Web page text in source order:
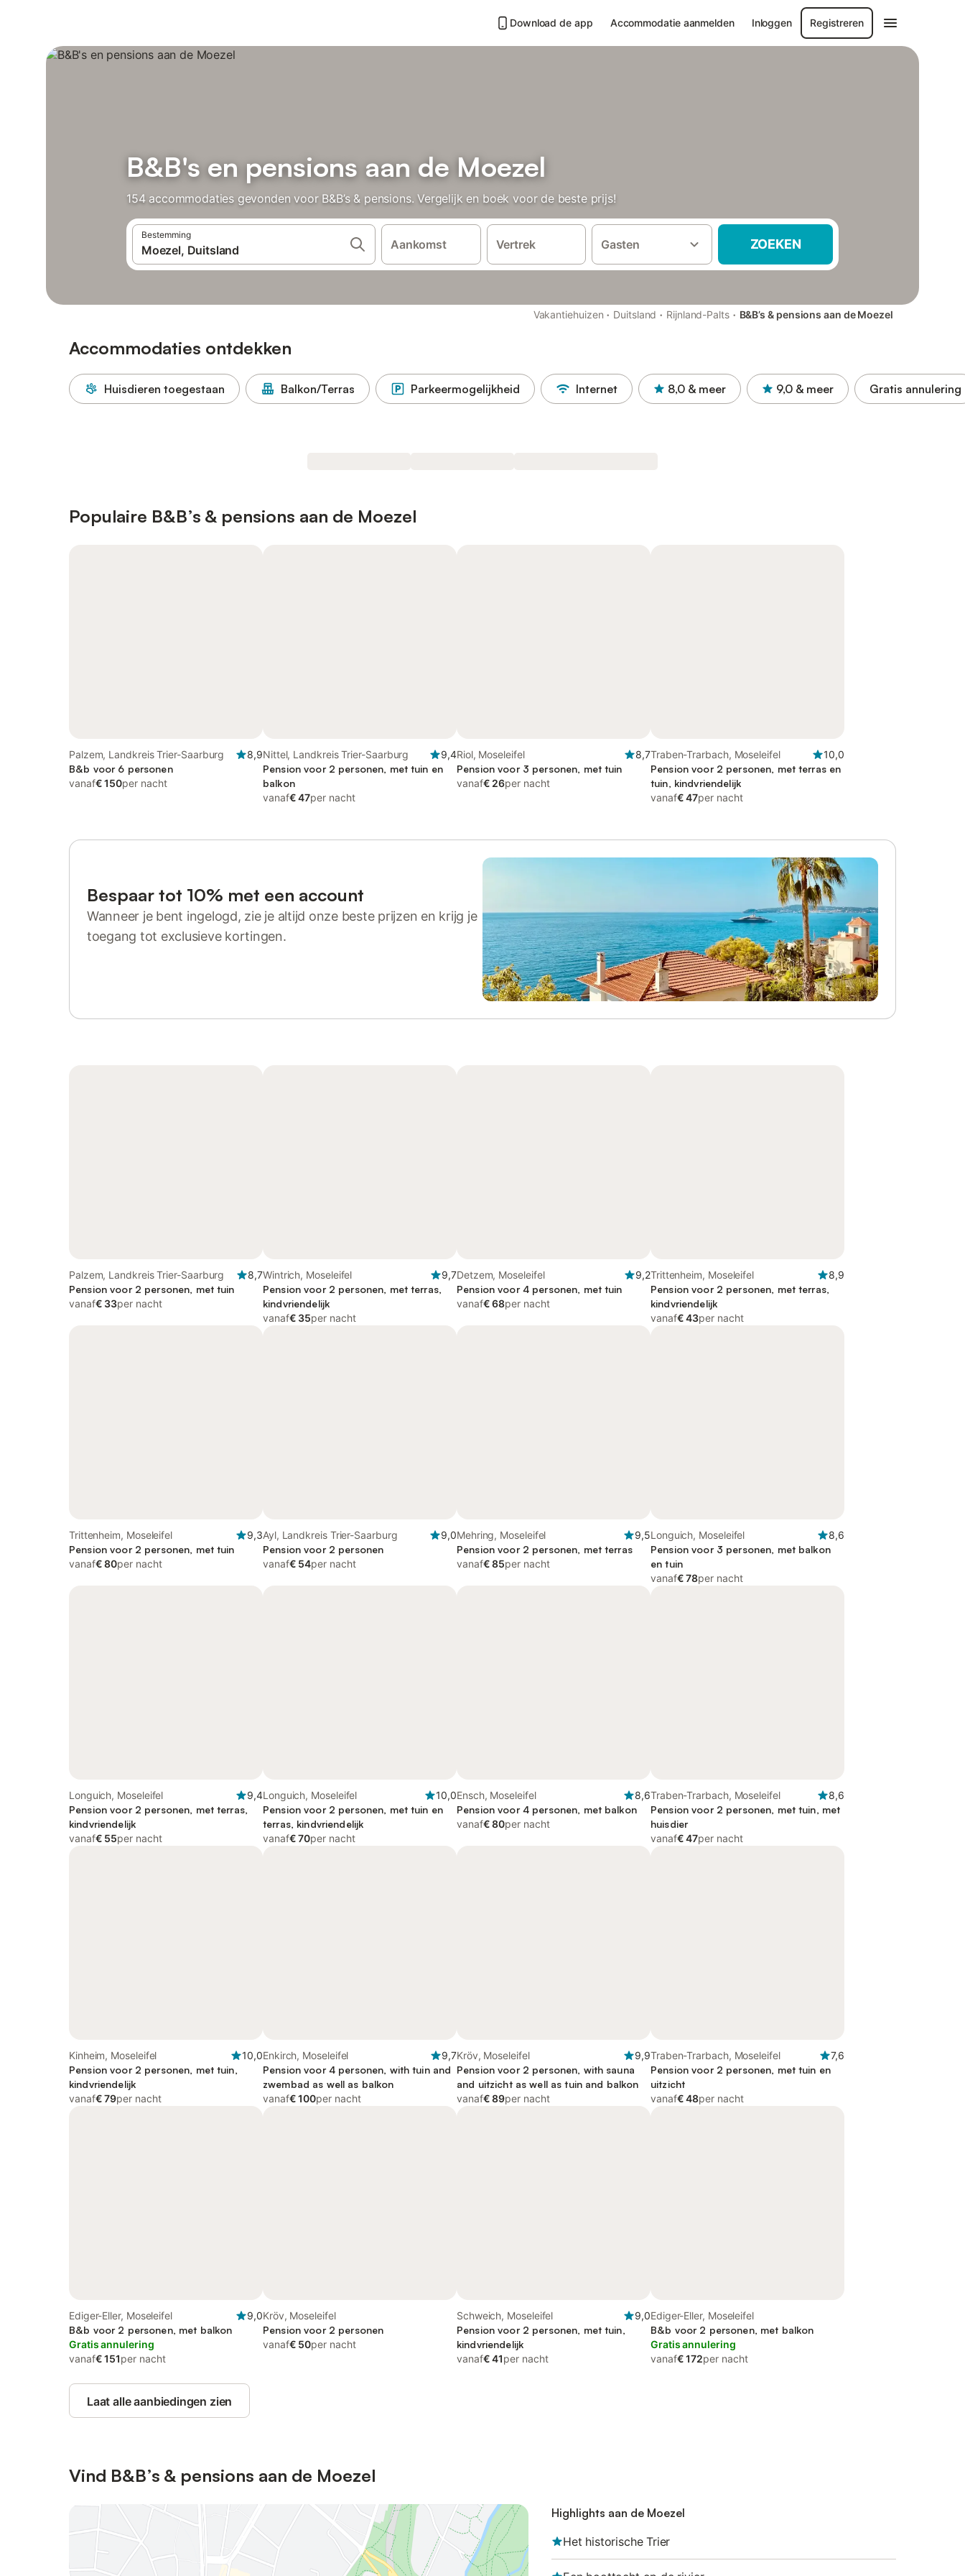
Download de app Accommodatie aanmelden Inloggen Registreren
B&B's en pensions aan de Moezel
154 accommodaties gevonden voor B&B’s & pensions. Vergelijk en boek voor de beste prijs!
Bestemming
Aankomst Vertrek Gasten ZOEKEN
Vakantiehuizen · Duitsland · Rijnland-Palts · B&B’s & pensions aan de Moezel
Accommodaties ontdekken
Huisdieren toegestaan Balkon/Terras Parkeermogelijkheid Internet 8,0 & meer 9,0 & meer Gratis annulering
Populaire B&B’s & pensions aan de Moezel
Palzem, Landkreis Trier-Saarburg
8,9
B&b voor 6 personen
vanaf€ 150per nacht
Nittel, Landkreis Trier-Saarburg
9,4
Pension voor 2 personen, met tuin en
balkon
vanaf€ 47per nacht
Riol, Moseleifel
8,7
Pension voor 3 personen, met tuin
vanaf€ 26per nacht
Traben-Trarbach, Moseleifel
10,0
Pension voor 2 personen, met terras en
tuin, kindvriendelijk
vanaf€ 47per nacht
Bespaar tot 10% met een account
Wanneer je bent ingelogd, zie je altijd onze beste prijzen en krijg je
toegang tot exclusieve kortingen.
Palzem, Landkreis Trier-Saarburg
8,7
Pension voor 2 personen, met tuin
vanaf€ 33per nacht
Wintrich, Moseleifel
9,7
Pension voor 2 personen, met terras,
kindvriendelijk
vanaf€ 35per nacht
Detzem, Moseleifel
9,2
Pension voor 4 personen, met tuin
vanaf€ 68per nacht
Trittenheim, Moseleifel
8,9
Pension voor 2 personen, met terras,
kindvriendelijk
vanaf€ 43per nacht
Trittenheim, Moseleifel
9,3
Pension voor 2 personen, met tuin
vanaf€ 80per nacht
Ayl, Landkreis Trier-Saarburg
9,0
Pension voor 2 personen
vanaf€ 54per nacht
Mehring, Moseleifel
9,5
Pension voor 2 personen, met terras
vanaf€ 85per nacht
Longuich, Moseleifel
8,6
Pension voor 3 personen, met balkon
en tuin
vanaf€ 78per nacht
Longuich, Moseleifel
9,4
Pension voor 2 personen, met terras,
kindvriendelijk
vanaf€ 55per nacht
Longuich, Moseleifel
10,0
Pension voor 2 personen, met tuin en
terras, kindvriendelijk
vanaf€ 70per nacht
Ensch, Moseleifel
8,6
Pension voor 4 personen, met balkon
vanaf€ 80per nacht
Traben-Trarbach, Moseleifel
8,6
Pension voor 2 personen, met tuin, met
huisdier
vanaf€ 47per nacht
Kinheim, Moseleifel
10,0
Pension voor 2 personen, met tuin,
kindvriendelijk
vanaf€ 79per nacht
Enkirch, Moseleifel
9,7
Pension voor 4 personen, with tuin and
zwembad as well as balkon
vanaf€ 100per nacht
Kröv, Moseleifel
9,9
Pension voor 2 personen, with sauna
and uitzicht as well as tuin and balkon
vanaf€ 89per nacht
Traben-Trarbach, Moseleifel
7,6
Pension voor 2 personen, met tuin en
uitzicht
vanaf€ 48per nacht
Ediger-Eller, Moseleifel
9,0
B&b voor 2 personen, met balkon
Gratis annulering
vanaf€ 151per nacht
Kröv, Moseleifel
Pension voor 2 personen
vanaf€ 50per nacht
Schweich, Moseleifel
9,0
Pension voor 2 personen, met tuin,
kindvriendelijk
vanaf€ 41per nacht
Ediger-Eller, Moseleifel
B&b voor 2 personen, met balkon
Gratis annulering
vanaf€ 172per nacht
Laat alle aanbiedingen zien
Vind B&B’s & pensions aan de Moezel
Highlights aan de Moezel
Het historische Trier